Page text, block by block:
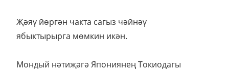
Җәяү йөргән чакта сагыз чәйнәү
ябыктырырга мөмкин икән.
Мондый нәтиҗәгә Япониянең Токиодагы